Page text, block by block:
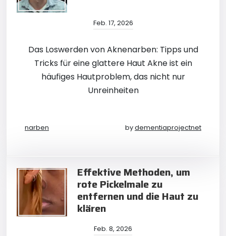
Feb. 17, 2026
Das Loswerden von Aknenarben: Tipps und
Tricks für eine glattere Haut Akne ist ein
häufiges Hautproblem, das nicht nur
Unreinheiten
narben bydementiaprojectnet
Effektive Methoden, um
rote Pickelmale zu
entfernen und die Haut zu
klären
Feb. 8, 2026